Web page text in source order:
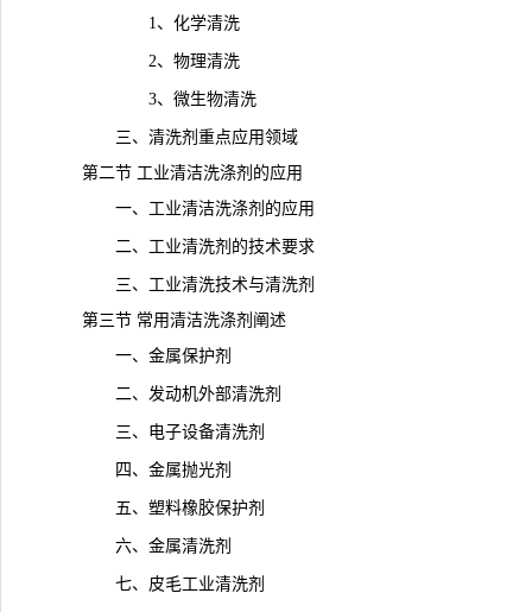
1、化学清洗
2、物理清洗
3、微生物清洗
三、清洗剂重点应用领域
第二节 工业清洁洗涤剂的应用
一、工业清洁洗涤剂的应用
二、工业清洗剂的技术要求
三、工业清洗技术与清洗剂
第三节 常用清洁洗涤剂阐述
一、金属保护剂
二、发动机外部清洗剂
三、电子设备清洗剂
四、金属抛光剂
五、塑料橡胶保护剂
六、金属清洗剂
七、皮毛工业清洗剂